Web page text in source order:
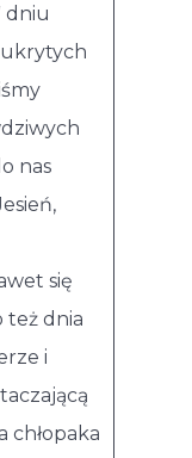
dniu
nas
się
też dnia
i
chłopaka